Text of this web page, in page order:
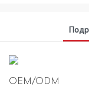
OEM/ODM